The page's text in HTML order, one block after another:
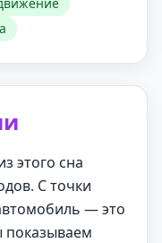
этого сна
С точки
— это
показываем